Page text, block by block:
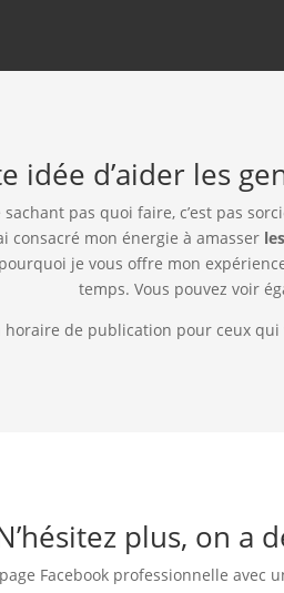
idée d’aider les
pas quoi faire, c’est pas
consacré mon énergie à amasser
je vous offre mon
temps. Vous pouvez voir
horaire de publication pour ceux
plus, on a
Facebook professionnelle